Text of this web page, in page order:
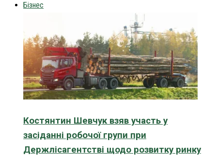
Бізнес
Костянтин Шевчук взяв участь у
засіданні робочої групи при
Держлісагентстві щодо розвитку ринку